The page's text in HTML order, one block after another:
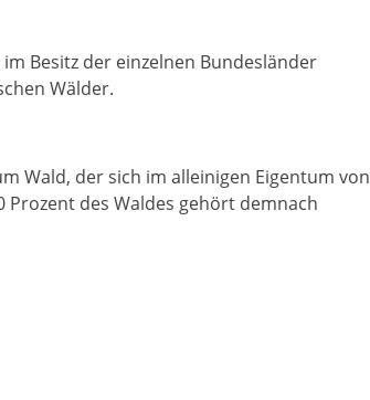
Besitz der einzelnen Bundesländer
Wälder.
Wald, der sich im alleinigen Eigentum von
des Waldes gehört demnach